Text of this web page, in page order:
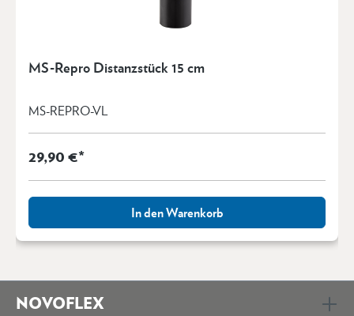
MS-Repro Distanzstück 15 cm
MS-REPRO-VL
29,90 €*
In den Warenkorb
NOVOFLEX